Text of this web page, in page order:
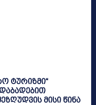
ტურიზმი“
მისი წინა